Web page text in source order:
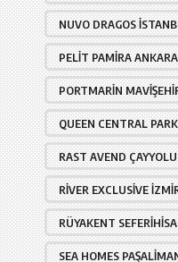
NUVO DRAGOS
PELIT PAMIRA ANKARA
PORTMARIN
QUEEN CENTRAL
RAST AVEND
RIVER EXCLUSIVE
RÜYAKENT
SEA HOMES